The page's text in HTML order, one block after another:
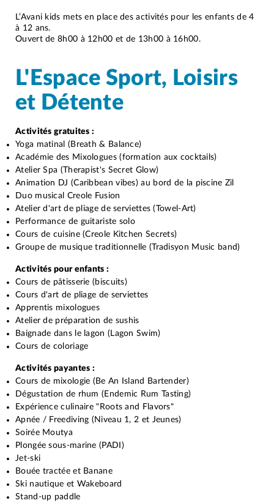
L’Avani kids mets en place des activités pour les enfants de 4
à 12 ans.
Ouvert de 8h00 à 12h00 et de 13h00 à 16h00.
L'Espace Sport, Loisirs
et Détente
Activités gratuites :
Yoga matinal (Breath & Balance)
Académie des Mixologues (formation aux cocktails)
Atelier Spa (Therapist's Secret Glow)
Animation DJ (Caribbean vibes) au bord de la piscine Zil
Duo musical Creole Fusion
Atelier d'art de pliage de serviettes (Towel-Art)
Performance de guitariste solo
Cours de cuisine (Creole Kitchen Secrets)
Groupe de musique traditionnelle (Tradisyon Music band)
Activités pour enfants :
Cours de pâtisserie (biscuits)
Cours d'art de pliage de serviettes
Apprentis mixologues
Atelier de préparation de sushis
Baignade dans le lagon (Lagon Swim)
Cours de coloriage
Activités payantes :
Cours de mixologie (Be An Island Bartender)
Dégustation de rhum (Endemic Rum Tasting)
Expérience culinaire "Roots and Flavors"
Apnée / Freediving (Niveau 1, 2 et Jeunes)
Soirée Moutya
Plongée sous-marine (PADI)
Jet-ski
Bouée tractée et Banane
Ski nautique et Wakeboard
Stand-up paddle